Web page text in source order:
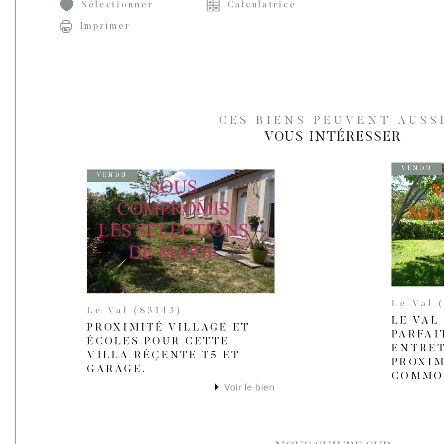
Sélectionner Calculatrice
Imprimer
CES BIENS PEUVENT
VOUS INTÉRESSER
VENDU
Le Val (83143)
PROXIMITÉ VILLAGE ET
ÉCOLES POUR CETTE
VILLA RÉÇENTE T5 ET
GARAGE.
Voir le bien
VENDU
Le Val
LE VAL